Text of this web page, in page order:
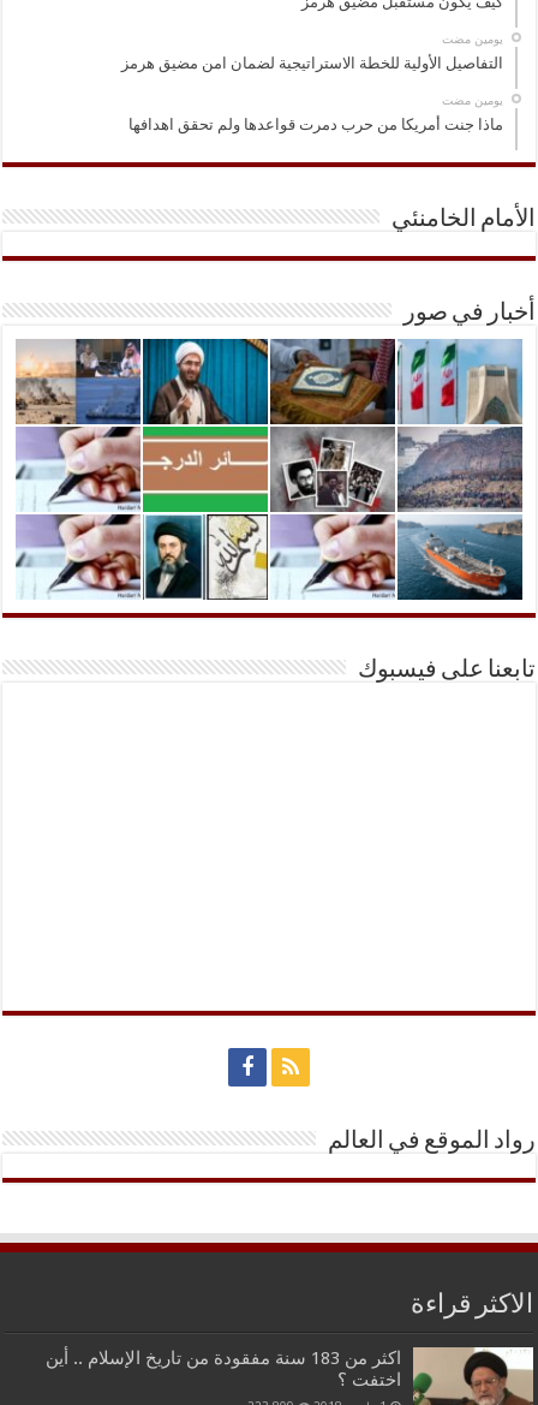
‏يومين مضت
التفاصيل الأولية للخطة الاستراتيجية لضمان امن مضيق هرمز
‏يومين مضت
ماذا جنت أمريكا من حرب دمرت قواعدها ولم تحقق اهدافها
الأمام الخامنئي
أخبار في صور
تابعنا على فيسبوك
رواد الموقع في العالم
الاكثر قراءة
اكثر من 183 سنة مفقودة من تاريخ الإسلام .. أين
اختفت ؟